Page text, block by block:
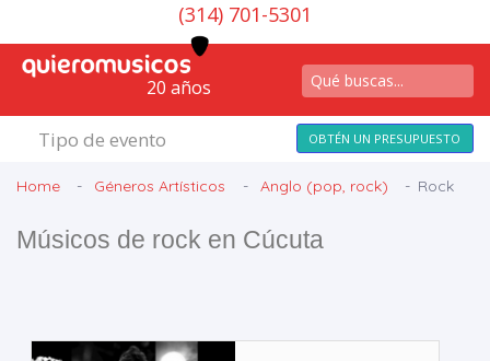
(314) 701-5301
20 años
Tipo de evento OBTÉN UN PRESUPUESTO
Home Géneros Artísticos Anglo (pop, rock) Rock
Músicos de rock en Cúcuta